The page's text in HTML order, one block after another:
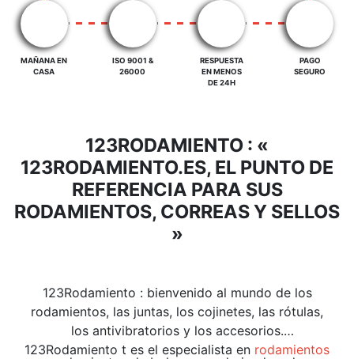
MAÑANA EN
CASA
ISO 9001 &
26000
RESPUESTA
EN MENOS
DE 24H
PAGO
SEGURO
123RODAMIENTO : «
123RODAMIENTO.ES, EL PUNTO DE
REFERENCIA PARA SUS
RODAMIENTOS, CORREAS Y SELLOS
»
123Rodamiento : bienvenido al mundo de los
rodamientos, las juntas, los cojinetes, las rótulas,
los antivibratorios y los accesorios.
123Rodamiento t es el especialista en rodamientos